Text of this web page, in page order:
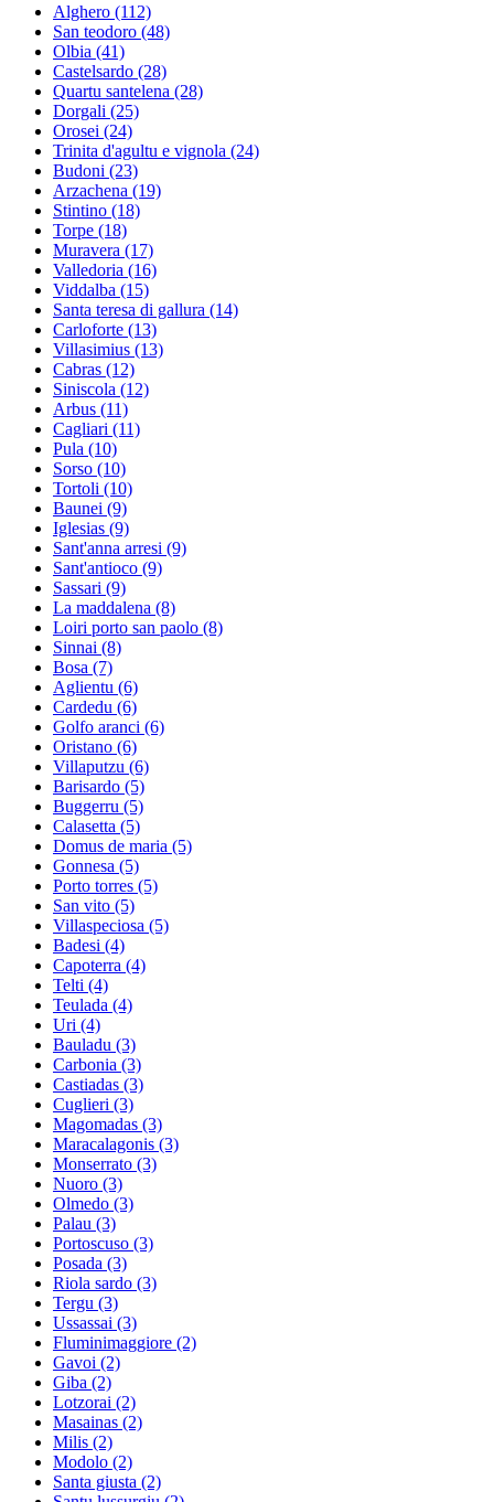
Alghero (112)
San teodoro (48)
Olbia (41)
Castelsardo (28)
Quartu santelena (28)
Dorgali (25)
Orosei (24)
Trinita d'agultu e vignola (24)
Budoni (23)
Arzachena (19)
Stintino (18)
Torpe (18)
Muravera (17)
Valledoria (16)
Viddalba (15)
Santa teresa di gallura (14)
Carloforte (13)
Villasimius (13)
Cabras (12)
Siniscola (12)
Arbus (11)
Cagliari (11)
Pula (10)
Sorso (10)
Tortoli (10)
Baunei (9)
Iglesias (9)
Sant'anna arresi (9)
Sant'antioco (9)
Sassari (9)
La maddalena (8)
Loiri porto san paolo (8)
Sinnai (8)
Bosa (7)
Aglientu (6)
Cardedu (6)
Golfo aranci (6)
Oristano (6)
Villaputzu (6)
Barisardo (5)
Buggerru (5)
Calasetta (5)
Domus de maria (5)
Gonnesa (5)
Porto torres (5)
San vito (5)
Villaspeciosa (5)
Badesi (4)
Capoterra (4)
Telti (4)
Teulada (4)
Uri (4)
Bauladu (3)
Carbonia (3)
Castiadas (3)
Cuglieri (3)
Magomadas (3)
Maracalagonis (3)
Monserrato (3)
Nuoro (3)
Olmedo (3)
Palau (3)
Portoscuso (3)
Posada (3)
Riola sardo (3)
Tergu (3)
Ussassai (3)
Fluminimaggiore (2)
Gavoi (2)
Giba (2)
Lotzorai (2)
Masainas (2)
Milis (2)
Modolo (2)
Santa giusta (2)